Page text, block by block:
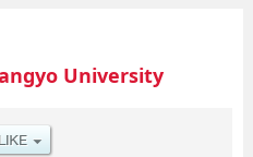
là về các Ngành
LawhoặcNgành Business
Life
International
in Entrepreneurship
University